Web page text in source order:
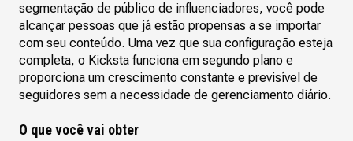
segmentação de público de influenciadores, você pode
alcançar pessoas que já estão propensas a se importar
com seu conteúdo. Uma vez que sua configuração esteja
completa, o Kicksta funciona em segundo plano e
proporciona um crescimento constante e previsível de
seguidores sem a necessidade de gerenciamento diário.
O que você vai obter